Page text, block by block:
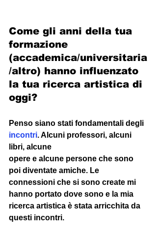
Come gli anni della tua
formazione
(accademica/universitaria
/altro) hanno influenzato
la tua ricerca artistica di
oggi?
Penso siano stati fondamentali degli
incontri. Alcuni professori, alcuni
libri, alcune
opere e alcune persone che sono
poi diventate amiche. Le
connessioni che si sono create mi
hanno portato dove sono e la mia
ricerca artistica è stata arricchita da
questi incontri.